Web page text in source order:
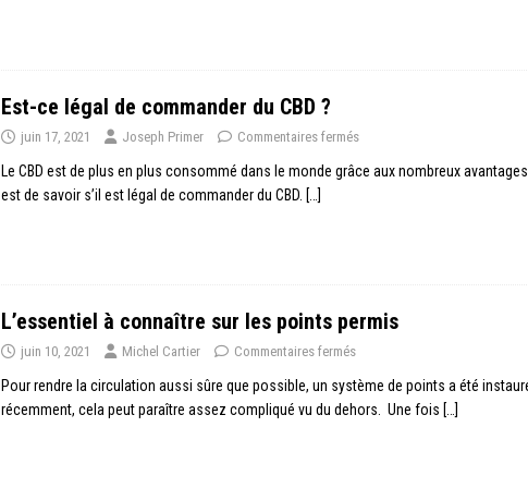
Est-ce légal de commander du CBD ?
juin 17, 2021 Joseph Primer Commentaires fermés
Le CBD est de plus en plus consommé dans le monde grâce aux nombreux
est de savoir s’il est légal de commander du CBD. […]
L’essentiel à connaître sur les points permis
juin 10, 2021 Michel Cartier Commentaires fermés
Pour rendre la circulation aussi sûre que possible, un système de points a été
récemment, cela peut paraître assez compliqué vu du dehors. Une fois […]